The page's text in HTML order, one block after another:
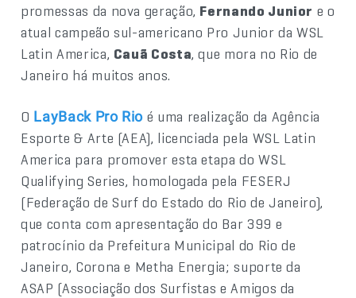
promessas da nova geração, Fernando Junior e o
atual campeão sul-americano Pro Junior da WSL
Latin America, Cauã Costa, que mora no Rio de
Janeiro há muitos anos.
O LayBack Pro Rio é uma realização da Agência
Esporte & Arte (AEA), licenciada pela WSL Latin
America para promover esta etapa do WSL
Qualifying Series, homologada pela FESERJ
(Federação de Surf do Estado do Rio de Janeiro),
que conta com apresentação do Bar 399 e
patrocínio da Prefeitura Municipal do Rio de
Janeiro, Corona e Metha Energia; suporte da
ASAP (Associação dos Surfistas e Amigos da